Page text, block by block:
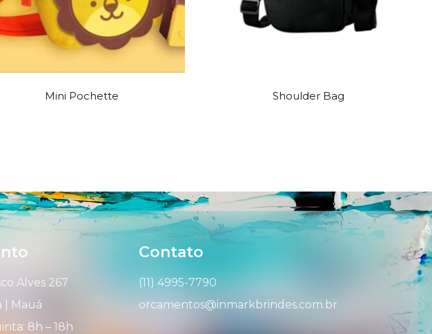
Mini Pochette Shoulder Bag
Alves 267
| Mauá
8h – 18h
Contato
(11) 4995-7790
orcamentos@inmarkbrindes.com.br